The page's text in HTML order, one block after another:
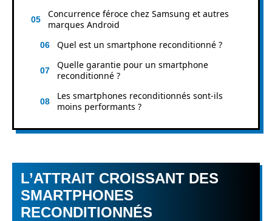
Concurrence féroce chez Samsung et autres
marques Android
Quel est un smartphone reconditionné ?
Quelle garantie pour un smartphone
reconditionné ?
Les smartphones reconditionnés sont-ils
moins performants ?
L’ATTRAIT CROISSANT DES
SMARTPHONES
RECONDITIONNÉS